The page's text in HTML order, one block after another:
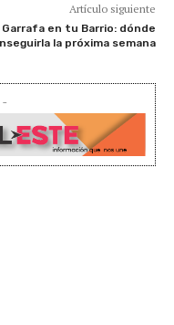
Artículo siguiente
Garrafa en tu Barrio: dónde
la próxima semana
-